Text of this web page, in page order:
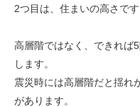
2つ目は、住まいの高さです
高層階ではなく、できれば
します。
震災時には高層階だと揺れ
があります。